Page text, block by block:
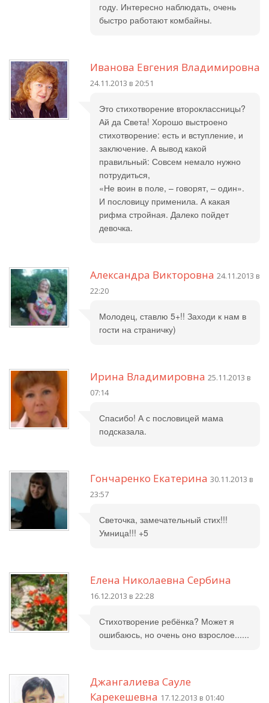
году. Интересно наблюдать, очень
быстро работают комбайны.
Иванова Евгения Владимировна
24.11.2013 в 20:51
Это стихотворение второклассницы?
Ай да Света! Хорошо выстроено
стихотворение: есть и вступление, и
заключение. А вывод какой
правильный: Совсем немало нужно
потрудиться,
«Не воин в поле, – говорят, – один».
И пословицу применила. А какая
рифма стройная. Далеко пойдет
девочка.
Александра Викторовна 24.11.2013 в
22:20
Молодец, ставлю 5+!! Заходи к нам в
гости на страничку)
Ирина Владимировна 25.11.2013 в
07:14
Спасибо! А с пословицей мама
подсказала.
Гончаренко Екатерина 30.11.2013 в
23:57
Светочка, замечательный стих!!!
Умница!!! +5
Елена Николаевна Сербина
16.12.2013 в 22:28
Стихотворение ребёнка? Может я
ошибаюсь, но очень оно взрослое......
Джангалиева Сауле
Карекешевна 17.12.2013 в 01:40